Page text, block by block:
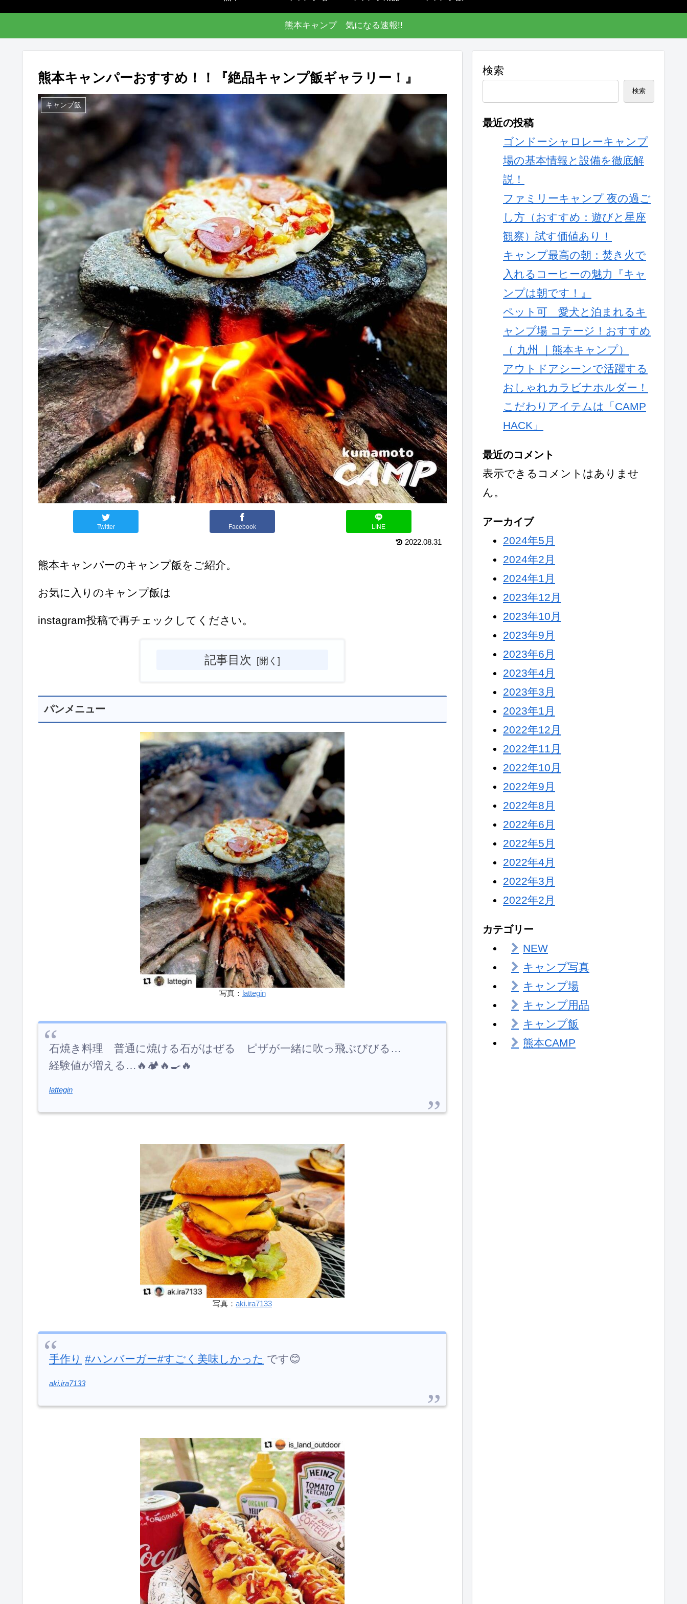
熊本キャンプ 気になる速報!!
熊本キャンパーおすすめ！！『絶品キャンプ飯ギャラリー！』
キャンプ飯
Twitter Facebook LINE
2022.08.31
熊本キャンパーのキャンプ飯をご紹介。
お気に入りのキャンプ飯は
instagram投稿で再チェックしてください。
記事目次
パンメニュー
写真： lattegin
石焼き料理 普通に焼ける石がはぜる ピザが一緒に吹っ飛ぶびびる…
経験値が増える…🔥🏕🔥🍳🔥
lattegin
写真： aki.ira7133
手作り #ハンバーガー#すごく美味しかった です😊
aki.ira7133
検索
検索
最近の投稿
ゴンドーシャロレーキャンプ
場の基本情報と設備を徹底解
説！
ファミリーキャンプ 夜の過ご
し方（おすすめ：遊びと星座
観察）試す価値あり！
キャンプ最高の朝：焚き火で
入れるコーヒーの魅力『キャ
ンプは朝です！』
ペット可 愛犬と泊まれるキ
ャンプ場 コテージ！おすすめ
（ 九州 ｜熊本キャンプ）
アウトドアシーンで活躍する
おしゃれカラビナホルダー！
こだわりアイテムは「CAMP
HACK」
最近のコメント
表示できるコメントはありませ
ん。
アーカイブ
2024年5月
2024年2月
2024年1月
2023年12月
2023年10月
2023年9月
2023年6月
2023年4月
2023年3月
2023年1月
2022年12月
2022年11月
2022年10月
2022年9月
2022年8月
2022年6月
2022年5月
2022年4月
2022年3月
2022年2月
カテゴリー
NEW
キャンプ写真
キャンプ場
キャンプ用品
キャンプ飯
熊本CAMP